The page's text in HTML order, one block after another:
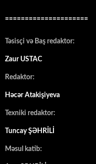
=====================
Təsisçi və Baş redaktor:
Zaur USTAC
Redaktor:
Həcər Atakişiyeva
Texniki redaktor:
Tuncay ŞƏHRİLİ
Məsul katib: